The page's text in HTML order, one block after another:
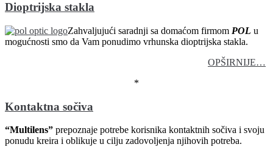
Dioptrijska stakla
Zahvaljujući saradnji sa domaćom firmom POL u
mogućnosti smo da Vam ponudimo vrhunska dioptrijska stakla.
OPŠIRNIJE…
*
Kontaktna sočiva
“Multilens” prepoznaje potrebe korisnika kontaktnih sočiva i svoju
ponudu kreira i oblikuje u cilju zadovoljenja njihovih potreba.